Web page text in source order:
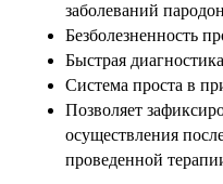
заболеваний
Безболезненность
Быстрая диагностика
Система проста в
Позволяет
осуществления
проведенной